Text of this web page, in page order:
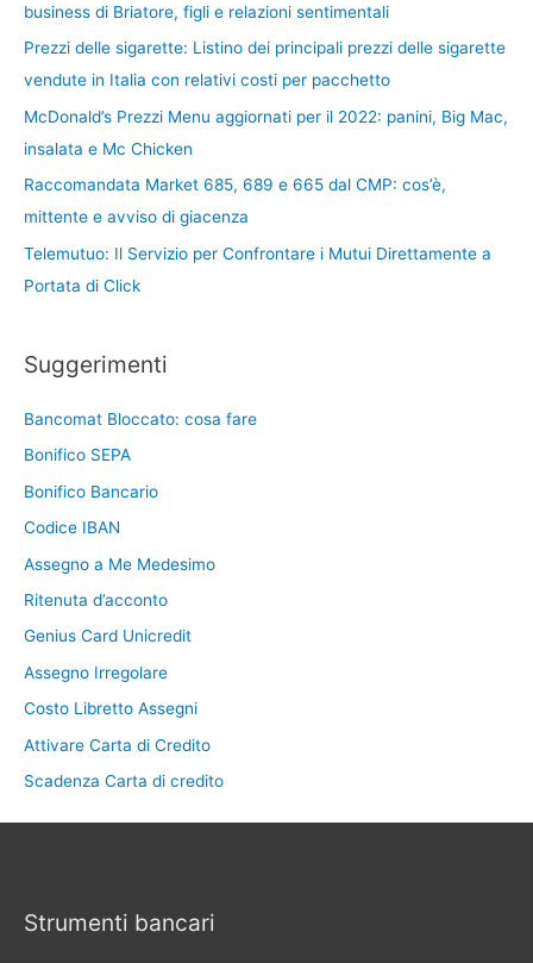
business di Briatore, figli e relazioni sentimentali
Prezzi delle sigarette: Listino dei principali prezzi delle sigarette
vendute in Italia con relativi costi per pacchetto
McDonald’s Prezzi Menu aggiornati per il 2022: panini, Big Mac,
insalata e Mc Chicken
Raccomandata Market 685, 689 e 665 dal CMP: cos’è,
mittente e avviso di giacenza
Telemutuo: Il Servizio per Confrontare i Mutui Direttamente a
Portata di Click
Suggerimenti
Bancomat Bloccato: cosa fare
Bonifico SEPA
Bonifico Bancario
Codice IBAN
Assegno a Me Medesimo
Ritenuta d’acconto
Genius Card Unicredit
Assegno Irregolare
Costo Libretto Assegni
Attivare Carta di Credito
Scadenza Carta di credito
Strumenti bancari